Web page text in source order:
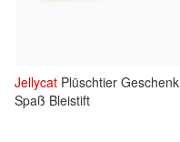
Jellycat Plüschtier Geschenk
Spaß Bleistift